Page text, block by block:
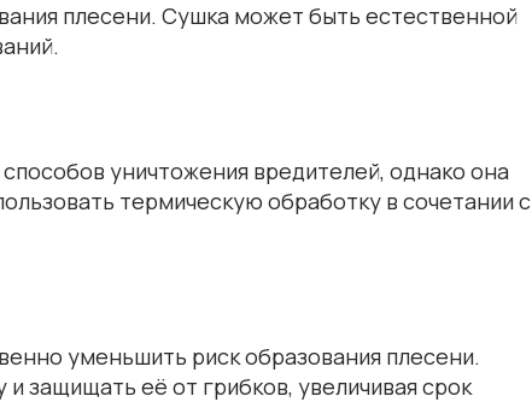
плесени. Сушка может быть естественной
уничтожения вредителей, однако она
термическую обработку в сочетании с
уменьшить риск образования плесени.
защищать её от грибков, увеличивая срок